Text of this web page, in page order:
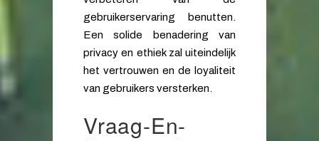
gebruikerservaring benutten.
Een solide benadering van
privacy en ethiek zal uiteindelijk
het vertrouwen en de loyaliteit
van gebruikers versterken.
Vraag-En-